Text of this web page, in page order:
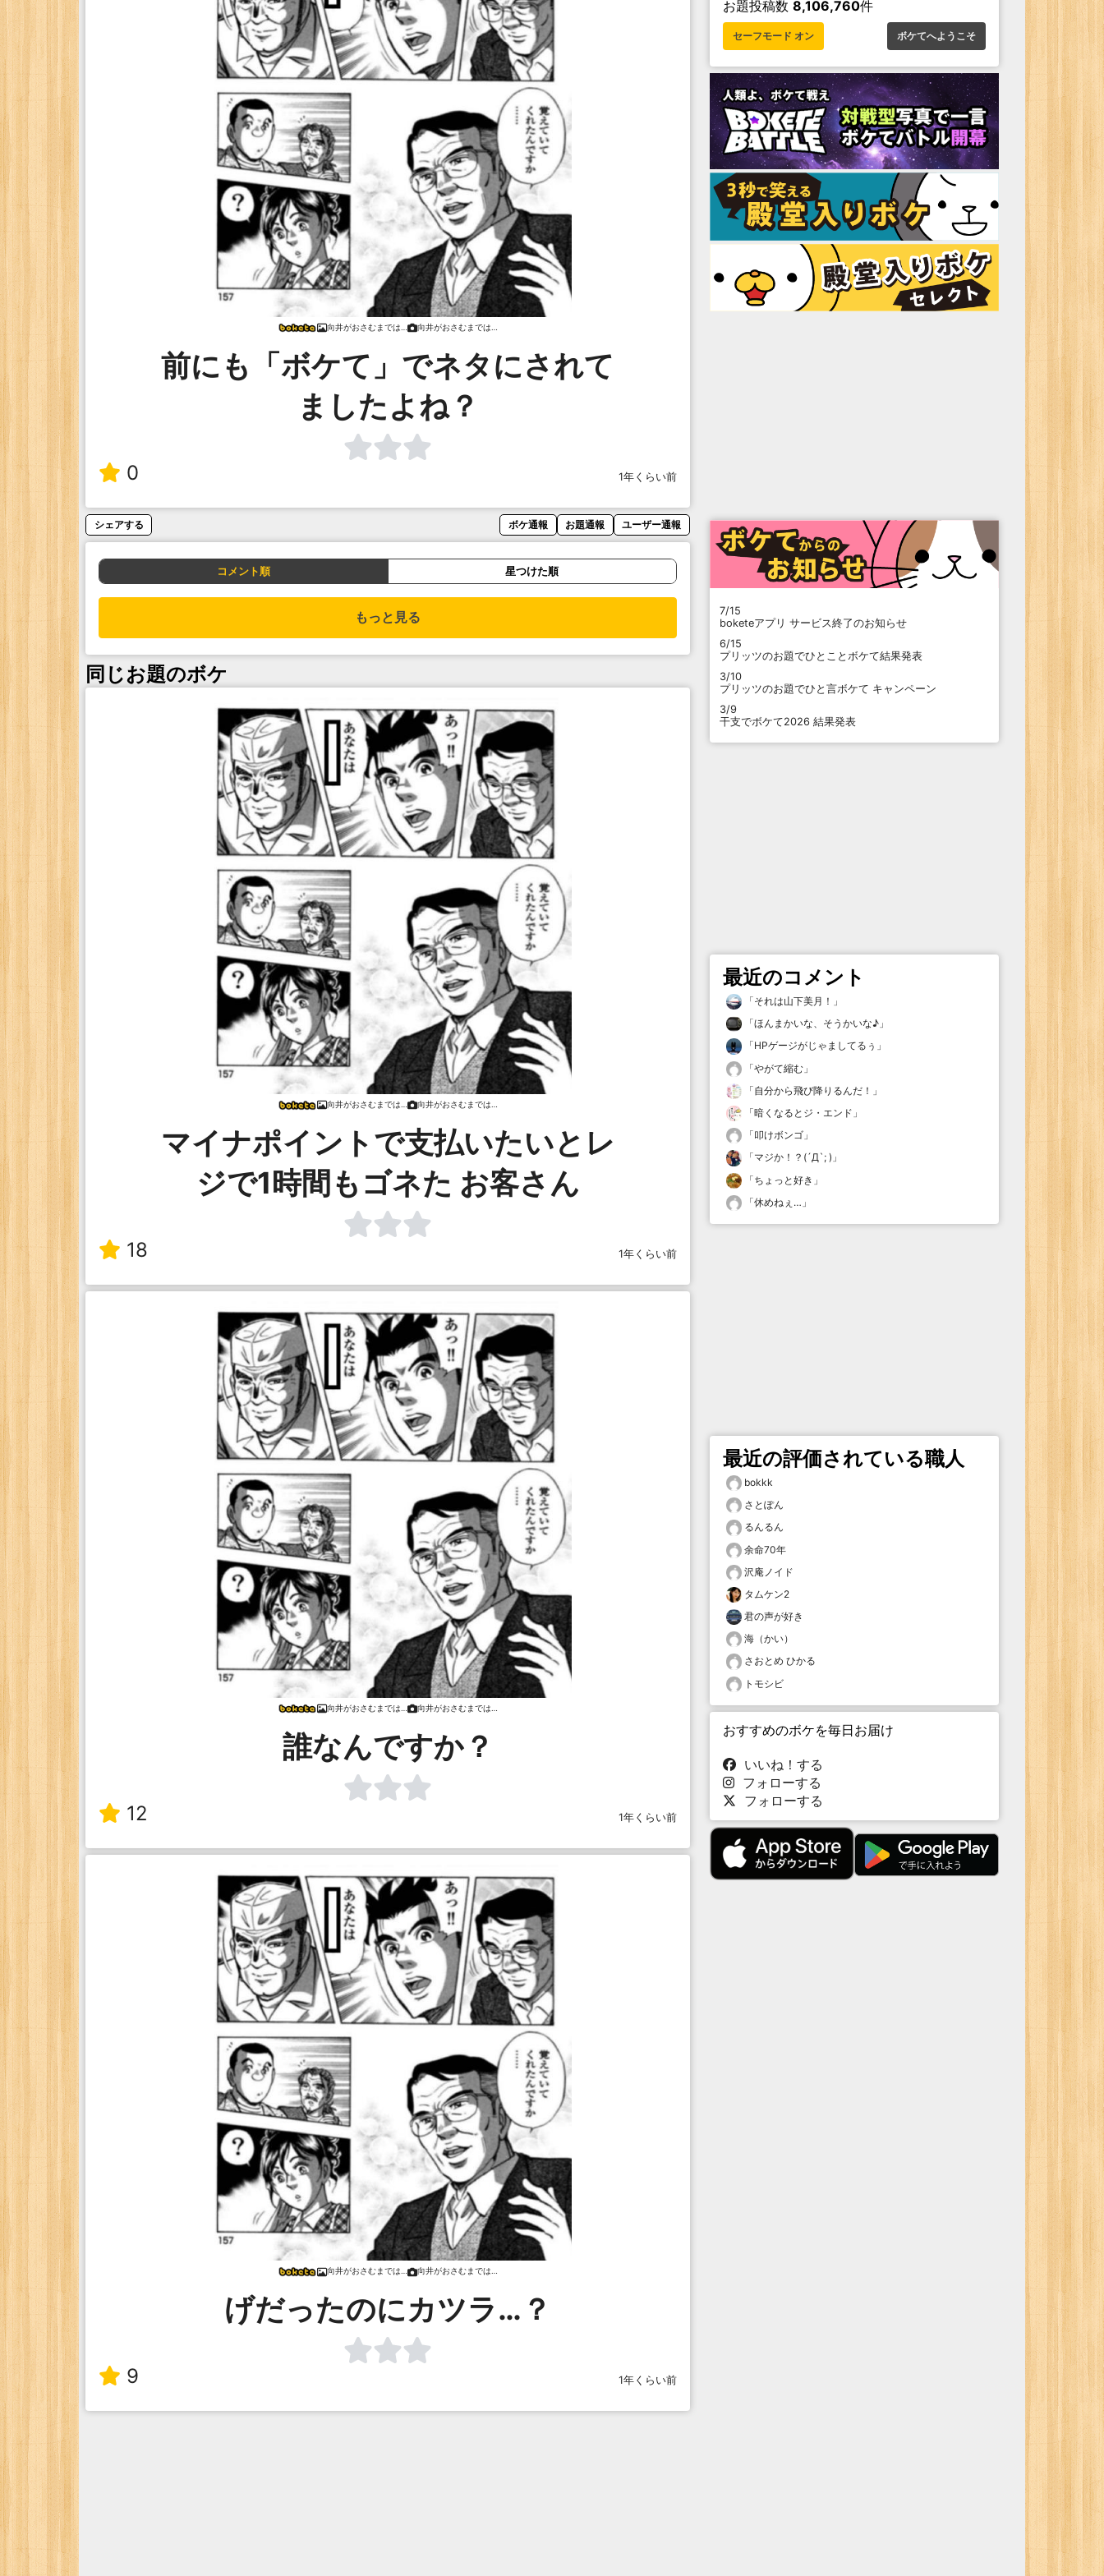
向井がおさむまでは… 向井がおさむまでは…
前にも「ボケて」でネタにされて
ましたよね？
0 1年くらい前
シェアする ボケ通報 お題通報 ユーザー通報
コメント順 星つけた順
もっと見る
同じお題のボケ
向井がおさむまでは… 向井がおさむまでは…
マイナポイントで支払いたいとレ
ジで1時間もゴネた お客さん
18 1年くらい前
向井がおさむまでは… 向井がおさむまでは…
誰なんですか？
12 1年くらい前
向井がおさむまでは… 向井がおさむまでは…
げだったのにカツラ…？
9 1年くらい前
お題投稿数 8,106,760件
セーフモード オン ボケてへようこそ
7/15
boketeアプリ サービス終了のお知らせ
6/15
プリッツのお題でひとことボケて結果発表
3/10
プリッツのお題でひと言ボケて キャンペーン
3/9
干支でボケて2026 結果発表
最近のコメント
「それは山下美月！ 」
「ほんまかいな、そうかいな♪ 」
「HPゲージがじゃましてるぅ 」
「やがて縮む 」
「自分から飛び降りるんだ！ 」
「暗くなるとジ・エンド 」
「叩けボンゴ 」
「マジか！？(´Д`; ) 」
「ちょっと好き 」
「休めねぇ… 」
最近の評価されている職人
bokkk
さとぽん
るんるん
余命70年
沢庵ノイド
タムケン2
君の声が好き
海（かい）
さおとめ ひかる
トモシビ
おすすめのボケを毎日お届け
いいね！する
フォローする
フォローする